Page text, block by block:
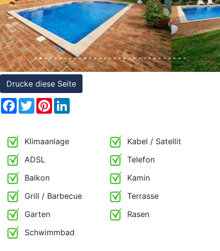
Referenzen
Immobilien
und
Steuerrecht
Drucke diese Seite
Facebook
TwitterPinterest
Klimaanlage
Kabel / Satellit
ADSL
Telefon
Balkon
Kamin
Grill / Barbecue
Terrasse
Garten
Rasen
Schwimmbad